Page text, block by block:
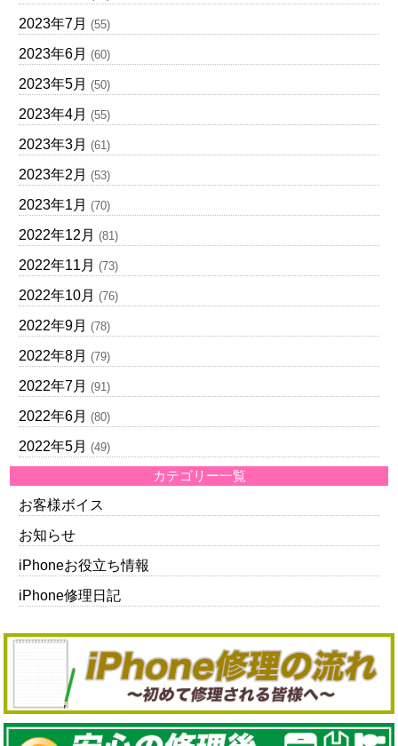
2023年7月 (55)
2023年6月 (60)
2023年5月 (50)
2023年4月 (55)
2023年3月 (61)
2023年2月 (53)
2023年1月 (70)
2022年12月 (81)
2022年11月 (73)
2022年10月 (76)
2022年9月 (78)
2022年8月 (79)
2022年7月 (91)
2022年6月 (80)
2022年5月 (49)
カテゴリー一覧
お客様ボイス
お知らせ
iPhoneお役立ち情報
iPhone修理日記